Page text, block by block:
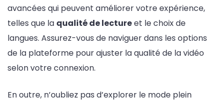
avancées qui peuvent améliorer votre expérience,
telles que la qualité de lectureet le choix de
langues. Assurez-vous de naviguer dans les options
de la plateforme pour ajuster la qualité de la vidéo
selon votre connexion.
En outre, n’oubliez pas d’explorer le mode plein